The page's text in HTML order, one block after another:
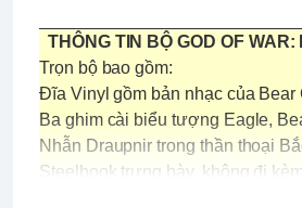
THÔNG TIN BỘ GOD OF
Trọn bộ bao gồm:
Đĩa Vinyl gồm bản nhạc của Bear
Ba ghim cài biểu tượng Eagle,
Nhẫn Draupnir trong thần thoại
Steelbook trưng bày, không đi
Hai tượng Vanir Twins khắc gỗ